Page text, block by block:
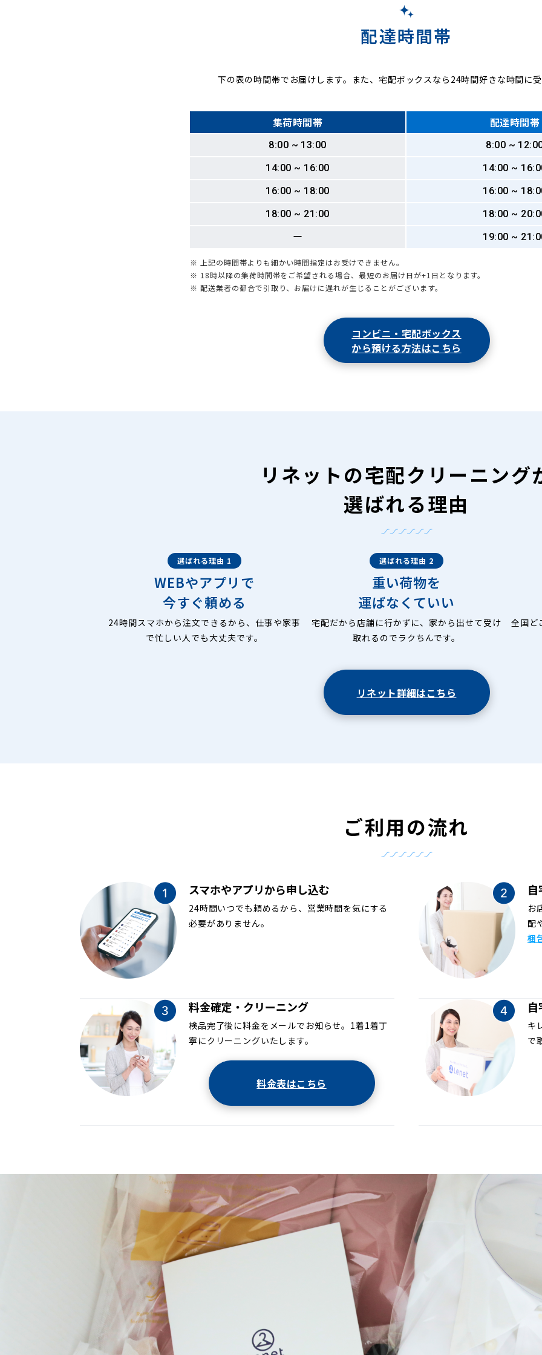
配達時間帯
下の表の時間帯でお届けします。また、宅配ボックスなら24時間好きな時間に
集荷時間帯 配達時間帯
8:00 ~ 13:00
8:00 ~
14:00 ~ 16:00
14:00 ~
16:00 ~ 18:00
16:00 ~
18:00 ~ 21:00
18:00 ~
ー
19:00 ~
※ 上記の時間帯よりも細かい時間指定はお受けできません。
※ 18時以降の集荷時間帯をご希望される場合、最短のお届け日が+1日となります。
※ 配送業者の都合で引取り、お届けに遅れが生じることがございます。
コンビニ・宅配ボックス
から預ける方法はこちら
リネットの宅配クリーニング
選ばれる理由
選ばれる理由 1
WEBやアプリで
今すぐ頼める
24時間スマホから注文できるから、仕事や家事
で忙しい人でも大丈夫です。
選ばれる理由 2
重い荷物を
運ばなくていい
宅配だから店舗に行かずに、家から出せて受け
取れるのでラクちんです。
全国ど
リネット詳細はこちら
ご利用の流れ
スマホやアプリから申し込む
24時間いつでも頼めるから、営業時間を気にする
必要がありません。
お
配
梱
料金確定・クリーニング
検品完了後に料金をメールでお知らせ。1着1着丁
寧にクリーニングいたします。
料金表はこちら
キ
で